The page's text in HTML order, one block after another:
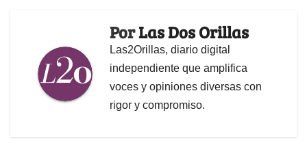
PorLas Dos Orillas
Las2Orillas, diario digital
independiente que amplifica
voces y opiniones diversas con
rigor y compromiso.